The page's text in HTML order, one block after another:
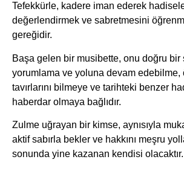
Tefekkürle, kadere iman ederek
değerlendirmek ve sabretmesini
gereğidir.
Başa gelen bir musibette, onu doğru bir
yorumlama ve yoluna devam edebilme,
tavırlarını bilmeye ve tarihteki benzer
haberdar olmaya bağlıdır.
Zulme uğrayan bir kimse, aynısıyla
aktif sabırla bekler ve hakkını meşru
sonunda yine kazanan kendisi olacaktır.